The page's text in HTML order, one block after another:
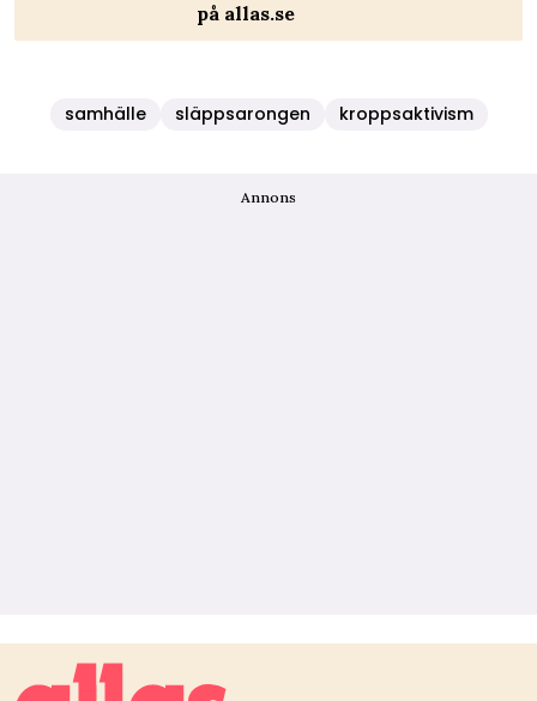
på allas.se
samhälle släppsarongen kroppsaktivism
Annons